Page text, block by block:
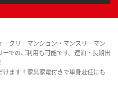
クリーマンション・マンスリーマン
でのご利用も可能です。連泊・長期出
ます！家具家電付きで単身赴任にも